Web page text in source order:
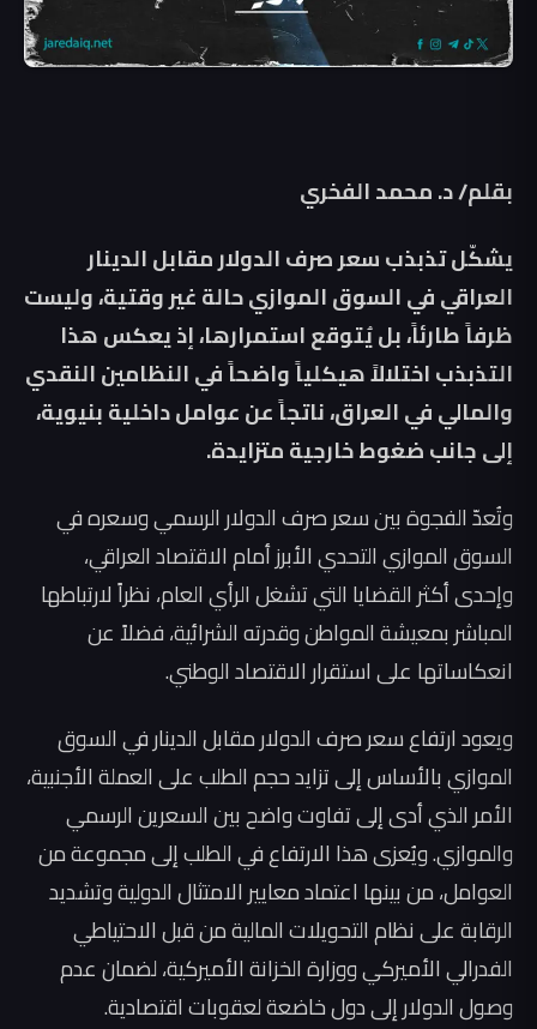
بقلم/ د. محمد الفخري
يشكّل تذبذب سعر صرف الدولار مقابل الدينار
العراقي في السوق الموازي حالة غير وقتية، وليست
ظرفاً طارئاً، بل يُتوقع استمرارها، إذ يعكس هذا
التذبذب اختلالاً هيكلياً واضحاً في النظامين النقدي
والمالي في العراق، ناتجاً عن عوامل داخلية بنيوية،
إلى جانب ضغوط خارجية متزايدة.
وتُعدّ الفجوة بين سعر صرف الدولار الرسمي وسعره في
السوق الموازي التحدي الأبرز أمام الاقتصاد العراقي،
وإحدى أكثر القضايا التي تشغل الرأي العام، نظراً لارتباطها
المباشر بمعيشة المواطن وقدرته الشرائية، فضلاً عن
انعكاساتها على استقرار الاقتصاد الوطني.
ويعود ارتفاع سعر صرف الدولار مقابل الدينار في السوق
الموازي بالأساس إلى تزايد حجم الطلب على العملة الأجنبية،
الأمر الذي أدى إلى تفاوت واضح بين السعرين الرسمي
والموازي. ويُعزى هذا الارتفاع في الطلب إلى مجموعة من
العوامل، من بينها اعتماد معايير الامتثال الدولية وتشديد
الرقابة على نظام التحويلات المالية من قبل الاحتياطي
الفدرالي الأميركي ووزارة الخزانة الأميركية، لضمان عدم
وصول الدولار إلى دول خاضعة لعقوبات اقتصادية.